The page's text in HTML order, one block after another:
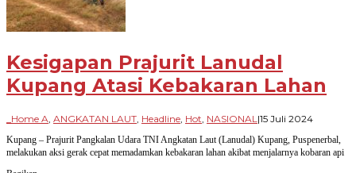
Kesigapan Prajurit Lanudal
Kupang Atasi Kebakaran Lahan
_Home A ANGKATAN LAUT Headline Hot NASIONAL |15 Juli 2024oleh
Bangsa
Kupang – Prajurit Pangkalan Udara TNI Angkatan Laut (Lanudal) Kupang, Puspenerbal,
melakukan aksi gerak cepat memadamkan kebakaran lahan akibat menjalarnya kobaran api